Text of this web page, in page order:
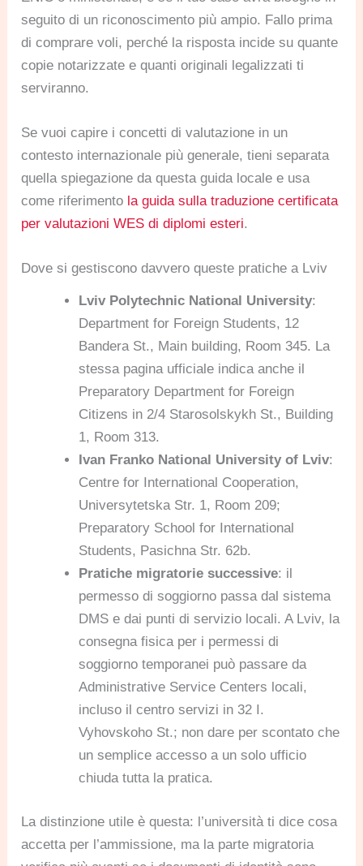
seguito di un riconoscimento più ampio. Fallo prima
di comprare voli, perché la risposta incide su quante
copie notarizzate e quanti originali legalizzati ti
serviranno.
Se vuoi capire i concetti di valutazione in un
contesto internazionale più generale, tieni separata
quella spiegazione da questa guida locale e usa
come riferimento la guida sulla traduzione certificata
per valutazioni WES di diplomi esteri.
Dove si gestiscono davvero queste pratiche a Lviv
Lviv Polytechnic National University:
Department for Foreign Students, 12
Bandera St., Main building, Room 345. La
stessa pagina ufficiale indica anche il
Preparatory Department for Foreign
Citizens in 2/4 Starosolskykh St., Building
1, Room 313.
Ivan Franko National University of Lviv:
Centre for International Cooperation,
Universytetska Str. 1, Room 209;
Preparatory School for International
Students, Pasichna Str. 62b.
Pratiche migratorie successive: il
permesso di soggiorno passa dal sistema
DMS e dai punti di servizio locali. A Lviv, la
consegna fisica per i permessi di
soggiorno temporanei può passare da
Administrative Service Centers locali,
incluso il centro servizi in 32 I.
Vyhovskoho St.; non dare per scontato che
un semplice accesso a un solo ufficio
chiuda tutta la pratica.
La distinzione utile è questa: l’università ti dice cosa
accetta per l’ammissione, ma la parte migratoria